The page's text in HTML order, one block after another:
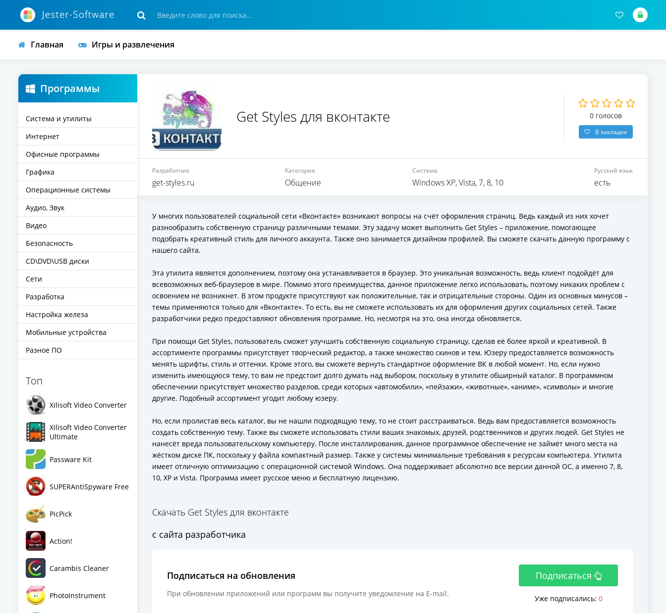
Главная Игры и развлечения
Программы
Система и утилиты
Интернет
Офисные программы
Графика
Операционные системы
Аудио, Звук
Видео
Безопасность
CD\DVD\USB диски
Сети
Разработка
Настройка железа
Мобильные устройства
Разное ПО
Топ
Xilisoft Video Converter
Xilisoft Video Converter
Ultimate
Passware Kit
SUPERAntiSpyware Free
PicPick
Action!
Carambis Cleaner
PhotoInstrument
Get Styles для вконтакте 0 голосов
В закладки
Разработчик
get-styles.ru
Категория
Общение
Система
Windows XP, Vista, 7, 8, 10
Русский язык
есть
У многих пользователей социальной сети «Вконтакте» возникают вопросы на счёт оформления страниц. Ведь каждый из них хочет
разнообразить собственную страницу различными темами. Эту задачу может выполнить Get Styles – приложение, помогающее
подобрать креативный стиль для личного аккаунта. Также оно занимается дизайном профилей. Вы сможете скачать данную программу с
нашего сайта.
Эта утилита является дополнением, поэтому она устанавливается в браузер. Это уникальная возможность, ведь клиент подойдёт для
всевозможных веб-браузеров в мире. Помимо этого преимущества, данное приложение легко использовать, поэтому никаких проблем с
освоением не возникнет. В этом продукте присутствуют как положительные, так и отрицательные стороны. Один из основных минусов –
темы применяются только для «Вконтакте». То есть, вы не сможете использовать их для оформления других социальных сетей. Также
разработчики редко предоставляют обновления программе. Но, несмотря на это, она иногда обновляется.
При помощи Get Styles, пользователь сможет улучшить собственную социальную страницу, сделав её более яркой и креативной. В
ассортименте программы присутствует творческий редактор, а также множество скинов и тем. Юзеру предоставляется возможность
менять шрифты, стиль и оттенки. Кроме этого, вы сможете вернуть стандартное оформление ВК в любой момент. Но, если нужно
изменить имеющуюся тему, то вам не предстоит долго думать над выбором, поскольку в утилите обширный каталог. В программном
обеспечении присутствует множество разделов, среди которых «автомобили», «пейзажи», «животные», «аниме», «символы» и многие
другие. Подобный ассортимент угодит любому юзеру.
Но, если пролистав весь каталог, вы не нашли подходящую тему, то не стоит расстраиваться. Ведь вам предоставляется возможность
создать собственную тему. Также вы сможете использовать стили ваших знакомых, друзей, родственников и других людей. Get Styles не
нанесёт вреда пользовательскому компьютеру. После инсталлирования, данное программное обеспечение не займёт много места на
жёстком диске ПК, поскольку у файла компактный размер. Также у системы минимальные требования к ресурсам компьютера. Утилита
имеет отличную оптимизацию с операционной системой Windows. Она поддерживает абсолютно все версии данной ОС, а именно 7, 8,
10, XP и Vista. Программа имеет русское меню и бесплатную лицензию.
Скачать Get Styles для вконтакте
с сайта разработчика
Подписаться на обновления
При обновлении приложений или программ вы получите уведомление на E-mail.
Подписаться
Уже подписались: 0